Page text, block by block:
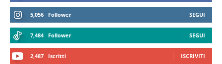
5,056 Follower SEGUI
7,484 Follower SEGUI
2,487 Iscritti ISCRIVITI